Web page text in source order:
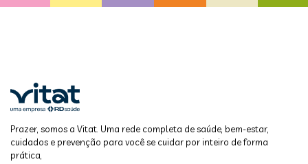
Prazer, somos a Vitat. Uma rede completa de saúde, bem-estar,
cuidados e prevenção para você se cuidar por inteiro de forma
prática,